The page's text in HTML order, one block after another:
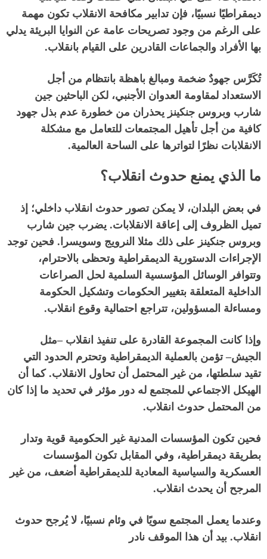
ديمقراطيًا نسبيًا، فإن تدابير مكافحة الانقلاب تكون مهمة
على الرغم من وجود تصريحات عامة عن النوايا البريئة يدلي
بها الأفراد والجماعات القادرين على القيام بانقلاب.
تُكَرَّس جهودٌ ضخمة ومبالغ باهظة بانتظام من أجل
الاستعداد لمقاومة العدوان الأجنبي، لكن الباحثين جين
شارب وبروس جنكينز يحذران من خطورة عدم بذل جهود
كافية من أجل تأهيل المجتمعات للتعامل مع مشكلة
الانقلابات نظرًا لتواترها على الساحة العالمية.
ما الذي يمنع حدوث انقلاب؟
في بعض البلدان، لا يمكن تصور حدوث انقلاب داخلي؛ إذ
تميل الظروف إلى إعاقة الانقلابات. يضرب جين شارب
وبروس جنكينز على ذلك مثلا النرويج وسويسرا . فحين توجد
الإجراءات الدستورية الديمقراطية وتحظى بالاحترام،
وتتوافر الوسائل المؤسسية السلمية لحل الصراعات
الداخلية المتعلقة بتغيير الحكومات وتشكيل الحكومة
ومساءلة المسؤولين، تتراجع احتمالية وقوع انقلاب.
وإذا كانت المجموعة القادرة على تنفيذ انقلاب–مثل
الجيش–تؤمن بالعملية الديمقراطية وتحترم الحدود التي
تقيد سلطتها، من غير المحتمل أن تحاول الانقلاب.كما أن
الهيكل الاجتماعي للمجتمع له دور مؤثر في تحديد ما إذا كان
من المحتمل حدوث انقلاب.
فحين تكون المؤسسات المدنية غير الحكومية قوية وتدار
بطريقة ديمقراطية، وفي المقابل تكون المؤسسات
العسكرية والسياسية المعادية للديمقراطية أضعف، من غير
المرجح أن يحدث انقلاب.
وعندما يعمل المجتمع سويًا في وئام نسبيًا، لا يُرجح حدوث
انقلاب. بيد أن هذا الموقف نادر